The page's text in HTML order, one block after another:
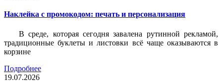
Наклейка c промокодом: печать и персонализация
В среде, которая сегодня завалена рутинной рекламой,
традиционные буклеты и листовки всё чаще оказываются в
корзине
Подробнее
19.07.2026